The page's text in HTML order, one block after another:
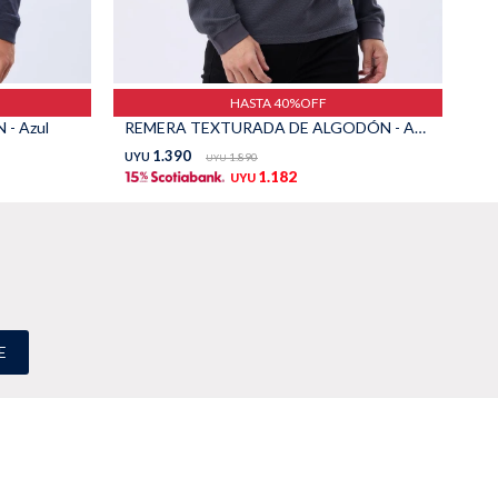
- Azul
HASTA 40%OFF
REMERA TEXTURADA DE ALGODÓN - Azul
UYU 1.390 UYU 1.890
UYU 1.182